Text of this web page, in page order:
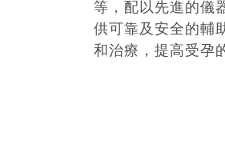
等，配以先進的儀
供可靠及安全的輔
和治療，提高受孕